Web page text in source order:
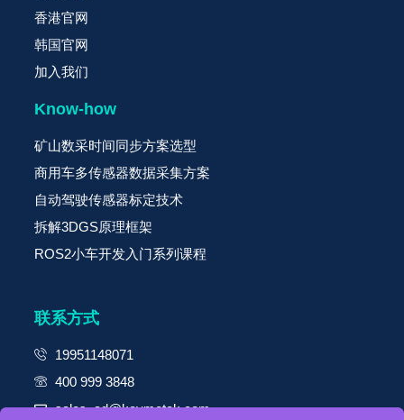
香港官网
韩国官网
加入我们
Know-how
矿山数采时间同步方案选型
商用车多传感器数据采集方案
自动驾驶传感器标定技术
拆解3DGS原理框架
ROS2小车开发入门系列课程
联系方式
19951148071
400 999 3848
sales_ad@keymotek.com